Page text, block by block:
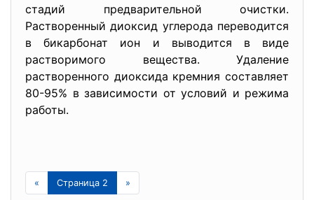
стадий предварительной очистки.
Растворенный диоксид углерода переводится
в бикарбонат ион и выводится в виде
растворимого вещества. Удаление
растворенного диоксида кремния составляет
80-95% в зависимости от условий и режима
работы.
« Страница 2 »